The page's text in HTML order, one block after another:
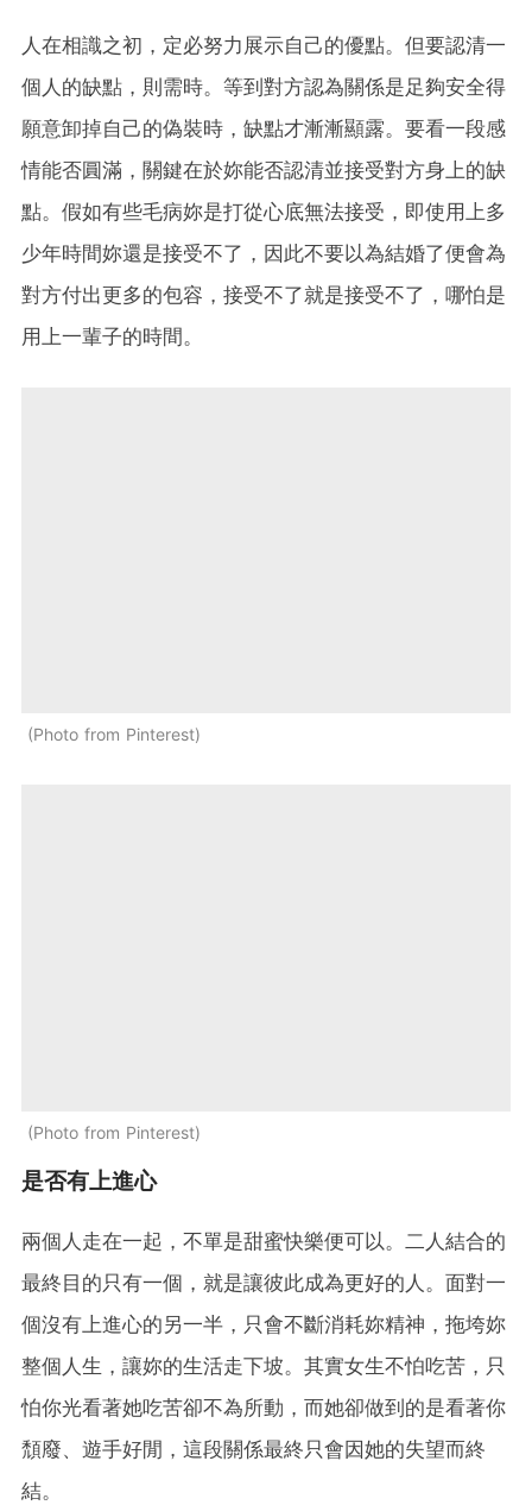
人在相識之初，定必努力展示自己的優點。但要認清一
個人的缺點，則需時。等到對方認為關係是足夠安全得
願意卸掉自己的偽裝時，缺點才漸漸顯露。要看一段感
情能否圓滿，關鍵在於妳能否認清並接受對方身上的缺
點。假如有些毛病妳是打從心底無法接受，即使用上多
少年時間妳還是接受不了，因此不要以為結婚了便會為
對方付出更多的包容，接受不了就是接受不了，哪怕是
用上一輩子的時間。
Photo from Pinterest
Photo from Pinterest
是否有上進心
兩個人走在一起，不單是甜蜜快樂便可以。二人結合的
最終目的只有一個，就是讓彼此成為更好的人。面對一
個沒有上進心的另一半，只會不斷消耗妳精神，拖垮妳
整個人生，讓妳的生活走下坡。其實女生不怕吃苦，只
怕你光看著她吃苦卻不為所動，而她卻做到的是看著你
頹廢、遊手好閒，這段關係最終只會因她的失望而終
結。